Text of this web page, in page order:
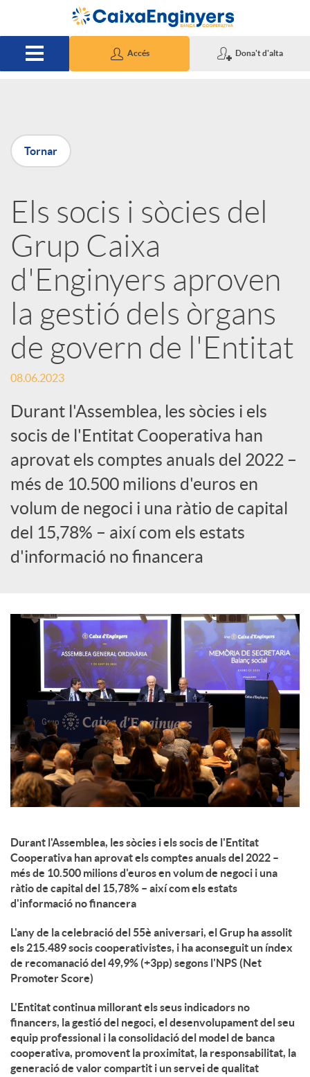
Salta al contingut principal
Accés Dona't d'alta
P
u
b
l
i
c
d
o
r
d
e
o
n
t
i
n
g
u
t
s
Tornar
Els socis i sòcies del
Grup Caixa
d'Enginyers aproven
la gestió dels òrgans
de govern de l'Entitat
08.06.2023
Durant l'Assemblea, les sòcies i els
socis de l'Entitat Cooperativa han
aprovat els comptes anuals del 2022 –
més de 10.500 milions d'euros en
volum de negoci i una ràtio de capital
del 15,78% – així com els estats
d'informació no financera
Durant l'Assemblea, les sòcies i els socis de l'Entitat
Cooperativa han aprovat els comptes anuals del 2022 –
més de 10.500 milions d'euros en volum de negoci i una
ràtio de capital del 15,78% – així com els estats
d'informació no financera
L'any de la celebració del 55è aniversari, el Grup ha assolit
els 215.489 socis cooperativistes, i ha aconseguit un índex
de recomanació del 49,9% (+3pp) segons l'NPS (Net
Promoter Score)
L'Entitat continua millorant els seus indicadors no
financers, la gestió del negoci, el desenvolupament del seu
equip professional i la consolidació del model de banca
cooperativa, promovent la proximitat, la responsabilitat, la
generació de valor compartit i un servei de qualitat